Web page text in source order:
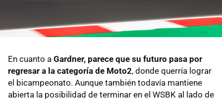
En cuanto a Gardner, parece que su futuro pasa por
regresar a la categoría de Moto2, donde querría lograr
el bicampeonato. Aunque también todavía mantiene
abierta la posibilidad de terminar en el WSBK al lado de